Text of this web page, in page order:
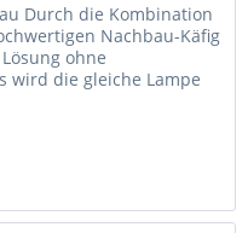
Durch die Kombination
Nachbau-Käfig
ohne
wird die gleiche Lampe